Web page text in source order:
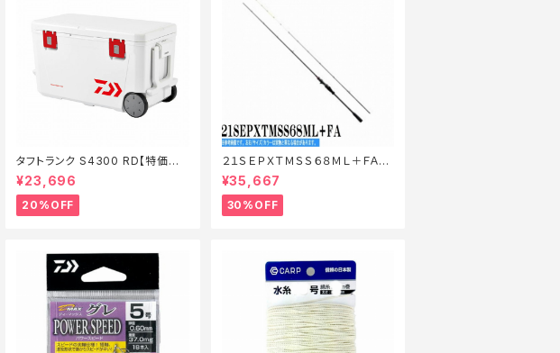
タフトランク S4300 RD【特価装
備】【20】
¥23,696
20%OFF
２１ＳＥＰＸＴＭＳＳ６８ＭＬ＋ＦＡ
【特価ロッド】【30】
¥35,667
30%OFF